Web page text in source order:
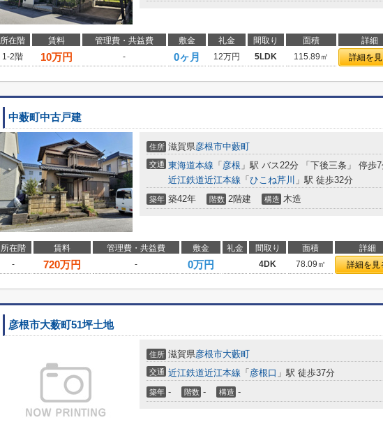
所在階 賃料 管理費・共益費 敷金 礼金 間取り 面積 詳細
1-2階
10万円 - 0ヶ月 12万円 5LDK 115.89㎡ 詳細を
中薮町中古戸建
住所 滋賀県彦根市中藪町
交通 東海道本線 「 彦根 」駅 バス22分 「下後三条」 停歩7
近江鉄道近江本線 「 ひこね芹川 」駅 徒歩32分
築年 築42年 階数 2階建 構造 木造
所在階 賃料 管理費・共益費 敷金 礼金 間取り 面積 詳細
-
720万円 - 0万円 4DK 78.09㎡ 詳細を見
彦根市大薮町51坪土地
住所 滋賀県彦根市大藪町
交通 近江鉄道近江本線 「 彦根口 」駅 徒歩37分
築年 - 階数 - 構造 -